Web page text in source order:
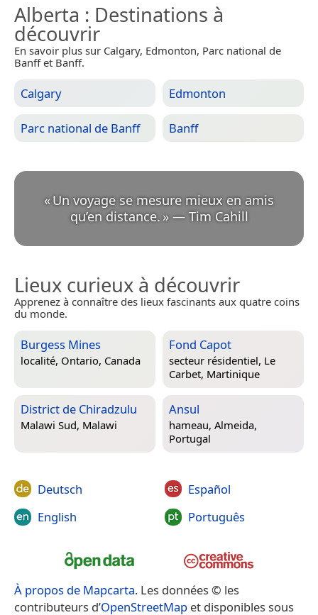
Alberta : Destinations à
découvrir
En savoir plus sur Calgary, Edmonton, Parc national de
Banff et Banff.
Calgary Edmonton
Parc national de Banff Banff
«Un voyage se mesure mieux en amis
qu’en distance. » — Tim Cahill
Lieux curieux à découvrir
Apprenez à connaître des lieux fascinants aux quatre coins
du monde.
Burgess Mines
localité, Ontario, Canada
Fond Capot
secteur résidentiel, Le
Carbet, Martinique
District de Chiradzulu
Malawi Sud, Malawi
Ansul
hameau, Almeida,
Portugal
Deutsch
English
Español
Português
À propos de Mapcarta. Les données © les
contributeurs d’OpenStreetMap et disponibles sous